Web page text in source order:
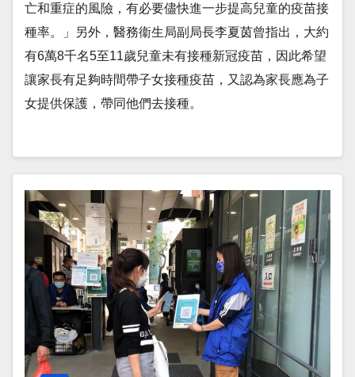
亡和重症的風險，有必要儘快進一步提高兒童的疫苗接
種率。」另外，醫務衞生局副局長李夏茵曾指出，大約
有6萬8千名5至11歲兒童未有接種新冠疫苗，因此希望
讓家長有足夠時間帶子女接種疫苗，又認為家長應為子
女提供保護，帶同他們去接種。